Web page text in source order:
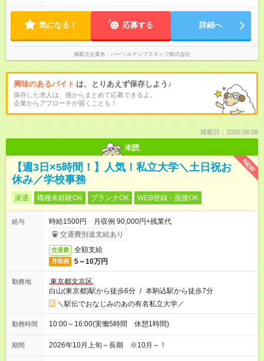
気になる！ 応募する 詳細へ
掲載元企業名 パーソルテンプスタッフ株式会社
興味のあるバイト は、とりあえず保存しよう♪
保存した求人は、後からまとめて応募できるよ。
企業からアプローチが届くことも！
掲載日：2026.08.09
未読
NEW
【週3日×5時間！】人気！私立大学＼土日祝お
休み／学校事務
派遣 職種未経験OK ブランクOK WEB登録・面接OK
給与
時給1500円 月収例 90,000円+残業代
交通費別途支給あり
交通費 全額支給
月収例 5～10万円
勤務地
東京都文京区
白山(東京都)駅から徒歩6分 / 本駒込駅から徒歩7分
＼駅伝でおなじみのあの有名私立大学／
勤務時間 10:00～16:00(実働5時間 休憩1時間)
期間 2026年10月上旬～長期 ※10月～！